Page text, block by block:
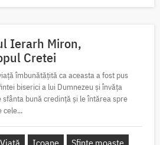
Ierarh Miron,
Cretei
îmbunătățită ca aceasta a fost pus
biserici a lui Dumnezeu și învăța
sfânta bună credință și le întărea spre
cele...